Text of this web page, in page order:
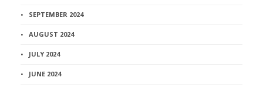
SEPTEMBER 2024
AUGUST 2024
JULY 2024
JUNE 2024